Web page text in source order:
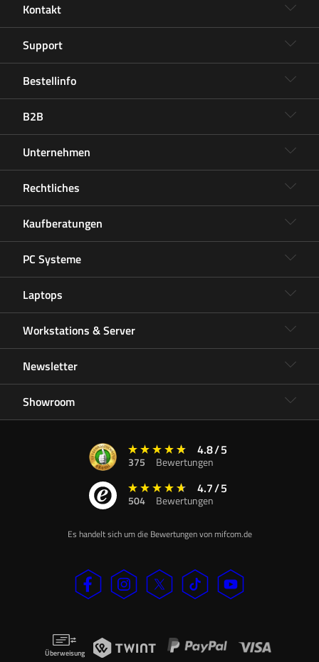
Kontakt
Support
Bestellinfo
B2B
Unternehmen
Rechtliches
Kaufberatungen
PC Systeme
Laptops
Workstations & Server
Newsletter
Showroom
4.8/5
375 Bewertungen
4.7/5
504 Bewertungen
Es handelt sich um die Bewertungen von mifcom.de
Überweisung